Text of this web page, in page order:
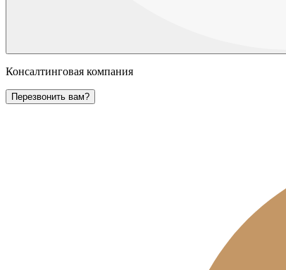
Консалтинговая компания
Перезвонить вам?